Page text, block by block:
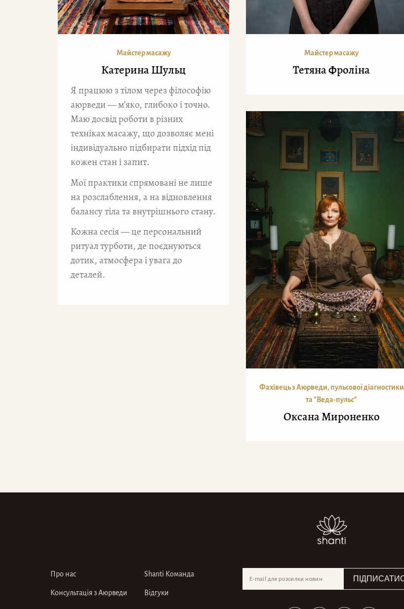
Майстер масажу
Катерина Шульц
Я працюю з тілом через філософію
аюрведи — м’яко, глибоко і точно.
Маю досвід роботи в різних
техніках масажу, що дозволяє мені
індивідуально підбирати підхід під
кожен стан і запит.
Мої практики спрямовані не лише
на розслаблення, а на відновлення
балансу тіла та внутрішнього стану.
Кожна сесія — це персональний
ритуал турботи, де поєднуються
дотик, атмосфера і увага до
деталей.
Майстер масажу
Тетяна Фроліна
Фахівець з Аюрведи, пульсової діагностики
та "Веда-пульс"
Оксана Мироненко
Про нас Shanti Команда
Консультація з Аюрведи Відгуки